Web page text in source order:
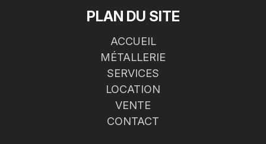
PLAN DU SITE
ACCUEIL
MÉTALLERIE
SERVICES
LOCATION
VENTE
CONTACT